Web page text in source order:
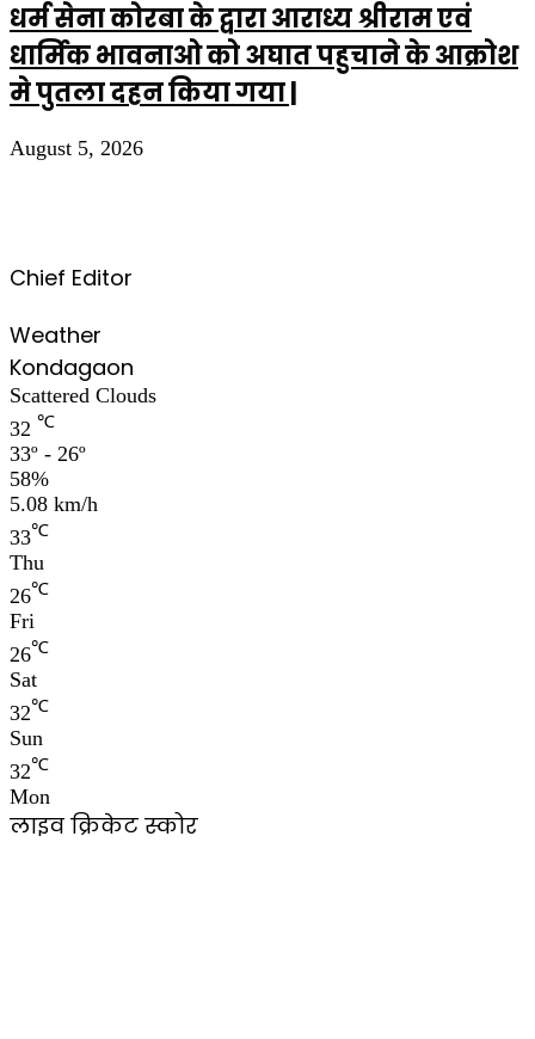
धर्म सेना कोरबा के द्वारा आराध्य श्रीराम एवं
धार्मिक भावनाओ को अघात पहुचाने के आक्रोश
मे पुतला दहन किया गया |
August 5, 2026
Chief Editor
Weather
Kondagaon
Scattered Clouds
32 ℃
33º - 26º
58%
5.08 km/h
33℃
Thu
26℃
Fri
26℃
Sat
32℃
Sun
32℃
Mon
लाइव क्रिकेट स्कोर